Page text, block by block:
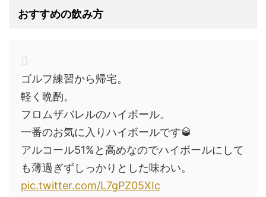
おすすめの飲み方
ゴルフ練習から帰宅。
軽く晩酌。
フロムザバレルのハイボール。
一番のお気に入りハイボールです🥃
アルコール51%と高めなのでハイボールにして
も薄過ぎずしっかりとした味わい。
pic.twitter.com/L7gPZ05XIc